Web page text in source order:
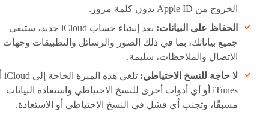
الخروج من Apple ID بدون كلمة مرور.
الحفاظ على البيانات:
بعد إنشاء حساب iCloud جديد، ستبقى
جميع بياناتك، بما في ذلك الصور والرسائل والتطبيقات وجهات
الاتصال والملاحظات، سليمة.
لا حاجة للنسخ الاحتياطي:
iTunes أو أي أدوات أخرى للنسخ الاحتياطي واستعادة البيانات
مسبقًا، وتجنب أي فشل في النسخ الاحتياطي أو الاستعادة.